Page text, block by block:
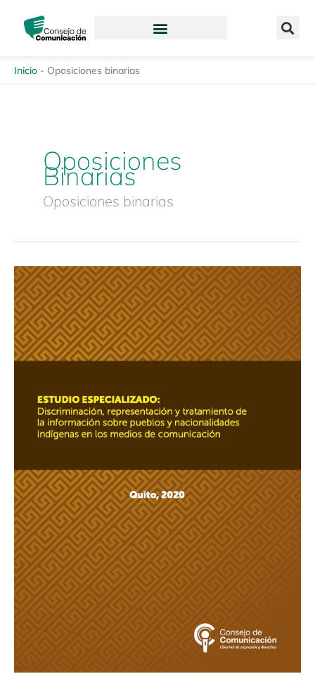
contenido
Inicio - Oposiciones binarias
Oposiciones
Binarias
Oposiciones binarias
Estudio
Especializado
Discriminación,
representación
y
tratamiento
información
sobre
pueblos
indígenas
en
los
medios
de
comunicación